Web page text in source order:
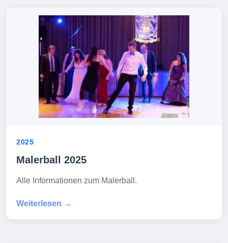
2025
Malerball 2025
Alle Informationen zum Malerball.
Weiterlesen →